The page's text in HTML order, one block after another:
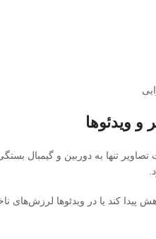
و ویدئوها
تصاویر تنها به دوربین و گیمبال